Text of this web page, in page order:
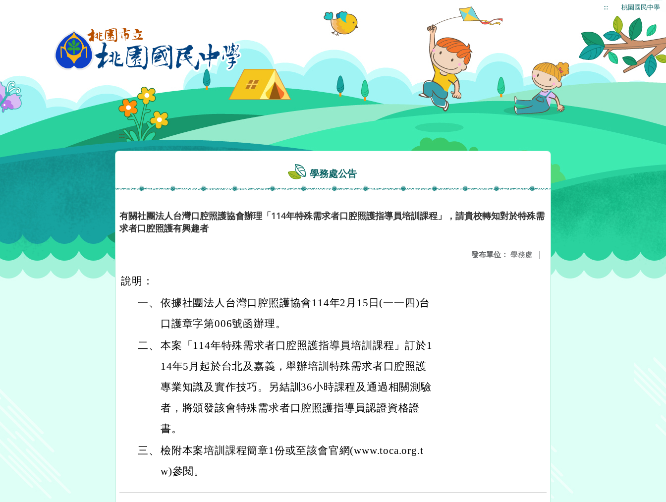
::: 桃園國民中學
:::
學務處公告
有關社團法人台灣口腔照護協會辦理「114年特殊需求者口腔照護指導員培訓課程」，請貴校轉知對於特殊需
求者口腔照護有興趣者
發布單位： 學務處 |
說明：
一、 依據社團法人台灣口腔照護協會114年2月15日(一一四)台
口護章字第006號函辦理。
二、 本案「114年特殊需求者口腔照護指導員培訓課程」訂於1
14年5月起於台北及嘉義，舉辦培訓特殊需求者口腔照護
專業知識及實作技巧。另結訓36小時課程及通過相關測驗
者，將頒發該會特殊需求者口腔照護指導員認證資格證
書。
三、 檢附本案培訓課程簡章1份或至該會官網(www.toca.org.t
w)參閱。